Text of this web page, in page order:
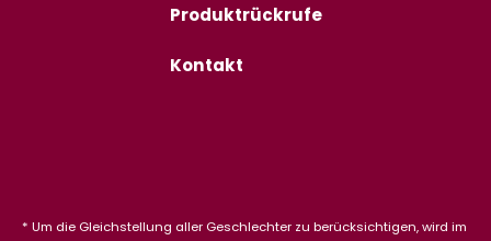
Produktrückrufe
Kontakt
* Um die Gleichstellung aller Geschlechter zu berücksichtigen, wird im